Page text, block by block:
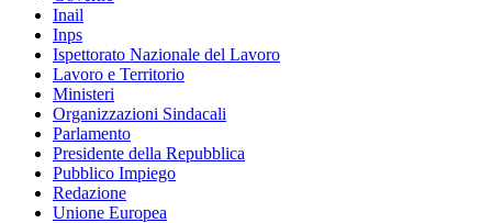
Inail
Inps
Ispettorato Nazionale del Lavoro
Lavoro e Territorio
Ministeri
Organizzazioni Sindacali
Parlamento
Presidente della Repubblica
Pubblico Impiego
Redazione
Unione Europea